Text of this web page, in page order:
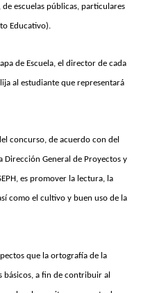
escuelas públicas, particulares
Educativo).
de Escuela, el director de cada
al estudiante que representará
concurso, de acuerdo con del
Dirección General de Proyectos y
es promover la lectura, la
como el cultivo y buen uso de la
que la ortografía de la
básicos, a fin de contribuir al